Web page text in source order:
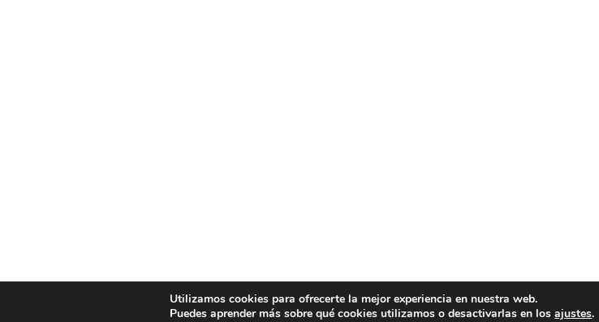
Utilizamos cookies para ofrecerte la mejor experiencia en nuestra web.
Puedes aprender más sobre qué cookies utilizamos o desactivarlas en losajustes.